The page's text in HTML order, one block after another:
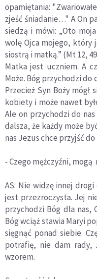
opamiętania:
zjeść śniadanie…" A On
siedzą i mówi: „Oto
wolę Ojca mojego,
siostrą i matką.” (Mt 12,
Matka jest uczniem. A
Może. Bóg przychodzi
Przecież Syn Boży mógł
kobiety i może nawet
Ale on przychodzi do
dalsza, że każdy może
nas Jezus chce przyjść
- Czego mężczyźni, mogą
AS: Nie widzę innej
jest przezroczysta. Jej
przychodzi Bóg dla nas,
Bóg wciąż stawia Maryi
sięgnąć ponad siebie.
potrafię, nie dam rady,
wzorem.